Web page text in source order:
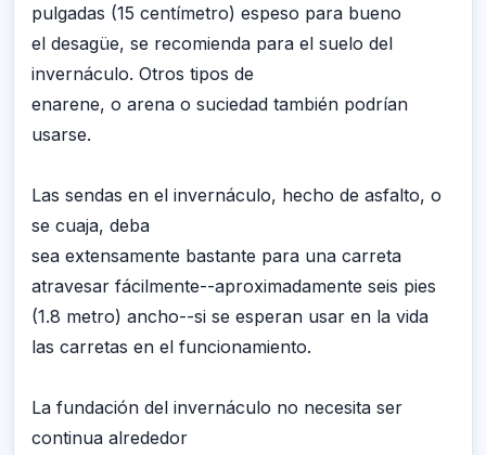
pulgadas (15 centímetro) espeso para bueno
el desagüe, se recomienda para el suelo del
invernáculo. Otros tipos de
enarene, o arena o suciedad también podrían
usarse.
Las sendas en el invernáculo, hecho de asfalto, o
se cuaja, deba
sea extensamente bastante para una carreta
atravesar fácilmente--aproximadamente seis pies
(1.8 metro) ancho--si se esperan usar en la vida
las carretas en el funcionamiento.
La fundación del invernáculo no necesita ser
continua alrededor